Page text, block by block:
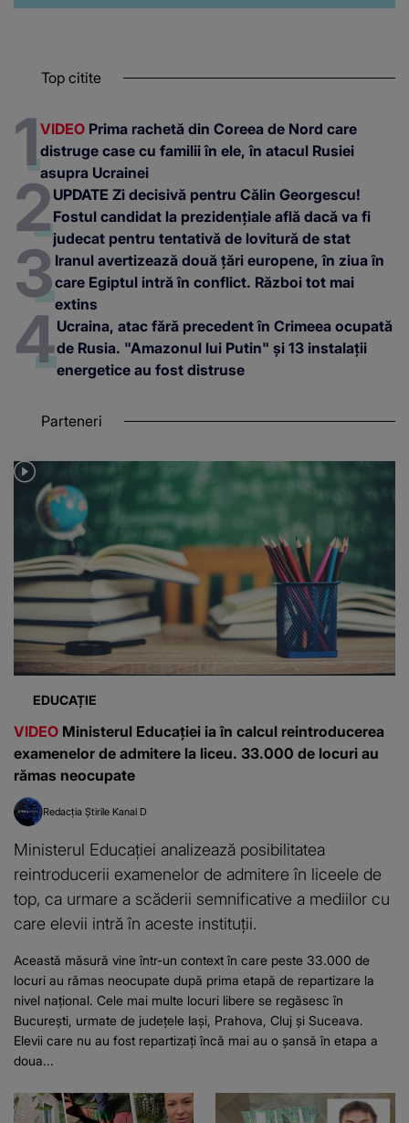
Top citite
VIDEO Prima rachetă din Coreea de Nord care
distruge case cu familii în ele, în atacul Rusiei
asupra Ucrainei
UPDATE Zi decisivă pentru Călin Georgescu!
Fostul candidat la prezidențiale află dacă va fi
judecat pentru tentativă de lovitură de stat
Iranul avertizează două țări europene, în ziua în
care Egiptul intră în conflict. Război tot mai
extins
Ucraina, atac fără precedent în Crimeea ocupată
de Rusia. "Amazonul lui Putin" și 13 instalații
energetice au fost distruse
Parteneri
EDUCAȚIE
VIDEO Ministerul Educației ia în calcul reintroducerea
examenelor de admitere la liceu. 33.000 de locuri au
rămas neocupate
Redacția Știrile Kanal D
Ministerul Educației analizează posibilitatea
reintroducerii examenelor de admitere în liceele de
top, ca urmare a scăderii semnificative a mediilor cu
care elevii intră în aceste instituții.
Această măsură vine într-un context în care peste 33.000 de
locuri au rămas neocupate după prima etapă de repartizare la
nivel național. Cele mai multe locuri libere se regăsesc în
București, urmate de județele Iași, Prahova, Cluj și Suceava.
Elevii care nu au fost repartizați încă mai au o șansă în etapa a
doua...